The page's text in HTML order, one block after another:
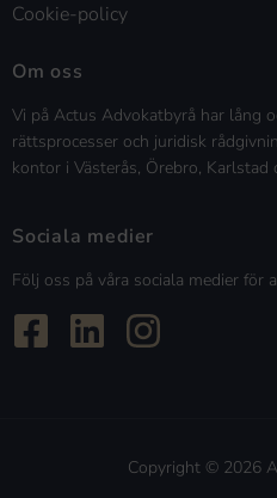
Cookie-policy
Om oss
Vi på Actus Advokatbyrå har lång
rättsprocesser och juridisk
kontor i Västerås, Örebro, Karlstad
Sociala medier
Följ oss på våra sociala medier för
Copyright © 2026